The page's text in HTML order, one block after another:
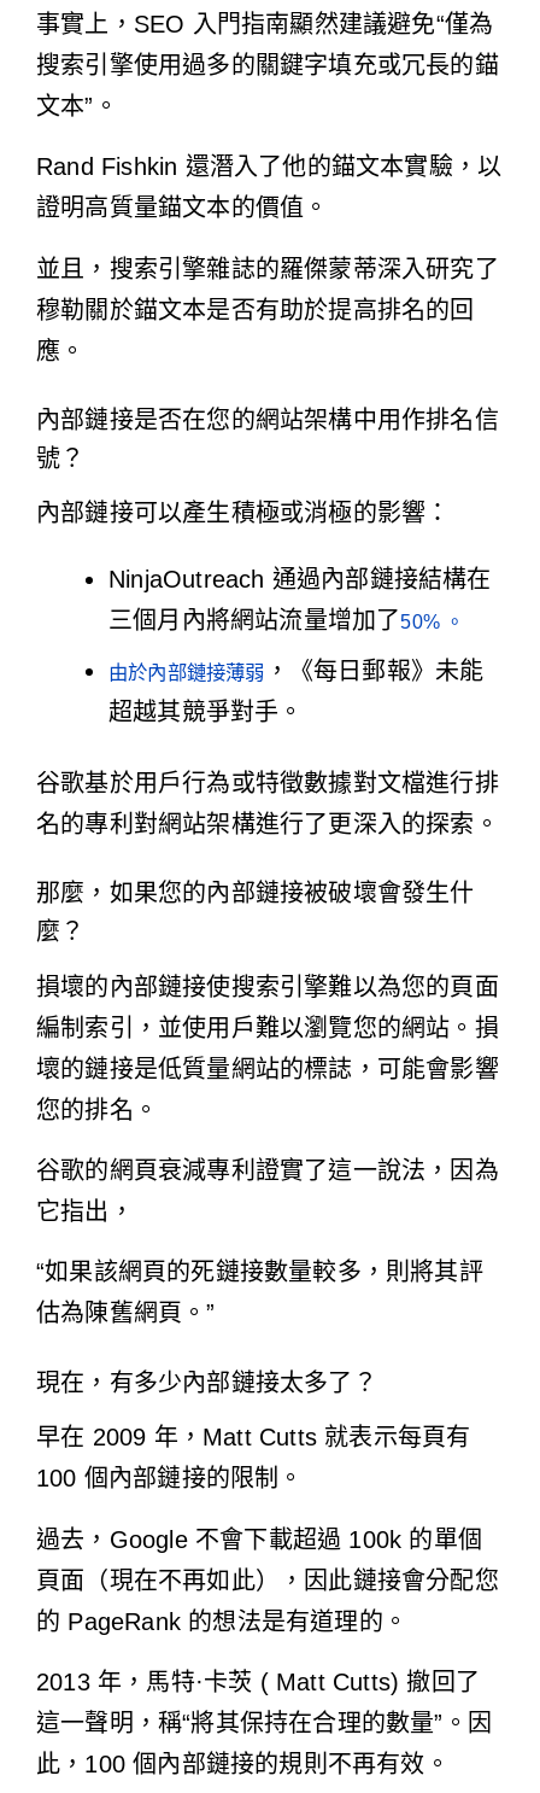
事實上，SEO 入門指南顯然建議避免“僅為
搜索引擎使用過多的關鍵字填充或冗長的錨
文本”。
Rand Fishkin 還潛入了他的錨文本實驗 ，以
證明高質量錨文本的價值。
並且，搜索引擎雜誌的羅傑蒙蒂深入研究了
穆勒關於錨文本是否有助於提高排名的回
應。
內部鏈接是否在您的網站架構中用作排名信
號？
內部鏈接可以產生積極或消極的影響：
NinjaOutreach 通過內部鏈接結構在
三個月內將網站流量增加了50% 。
由於內部鏈接薄弱 ，《每日郵報》未能
超越其競爭對手。
谷歌基於用戶行為或特徵數據對文檔進行排
名的專利對網站架構進行了更深入的探索。
那麼，如果您的內部鏈接被破壞會發生什
麼？
損壞的內部鏈接使搜索引擎難以為您的頁面
編制索引，並使用戶難以瀏覽您的網站。損
壞的鏈接是低質量網站的標誌，可能會影響
您的排名。
谷歌的網頁衰減專利 證實了這一說法，因為
它指出，
“如果該網頁的死鏈接數量較多，則將其評
估為陳舊網頁。”
現在，有多少內部鏈接太多了？
早在 2009 年，Matt Cutts 就表示每頁有
100 個內部鏈接的限制 。
過去，Google 不會下載超過 100k 的單個
頁面（現在不再如此），因此鏈接會分配您
的 PageRank 的想法是有道理的。
2013 年，馬特·卡茨 ( Matt Cutts) 撤回了
這一聲明 ，稱“將其保持在合理的數量”。因
此，100 個內部鏈接的規則不再有效。